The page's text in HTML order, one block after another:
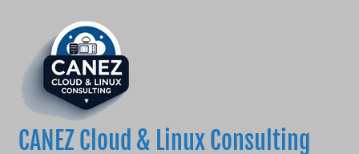
CANEZ Cloud & Linux Consulting